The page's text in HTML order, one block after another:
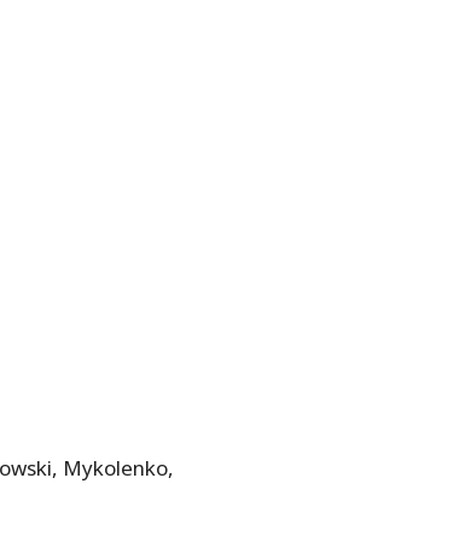
Mykolenko,